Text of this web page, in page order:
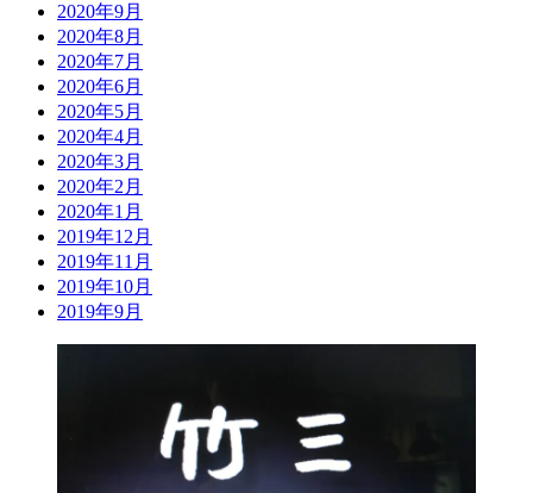
2020年9月
2020年8月
2020年7月
2020年6月
2020年5月
2020年4月
2020年3月
2020年2月
2020年1月
2019年12月
2019年11月
2019年10月
2019年9月